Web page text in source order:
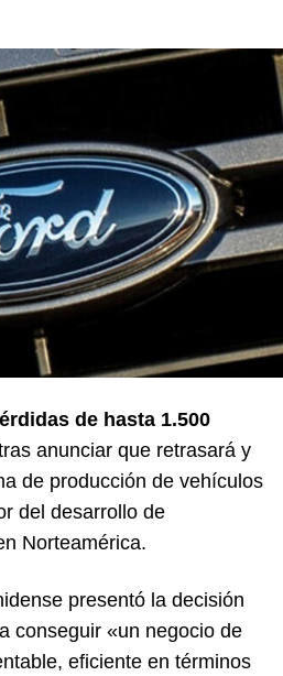
de hasta 1.500
anunciar que retrasará y
de producción de vehículos
del desarrollo de
Norteamérica.
presentó la decisión
conseguir «un negocio de
eficiente en términos